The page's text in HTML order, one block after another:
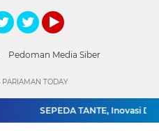
Pedoman Media Siber
SEPEDA TANTE, Inovasi
TODAY